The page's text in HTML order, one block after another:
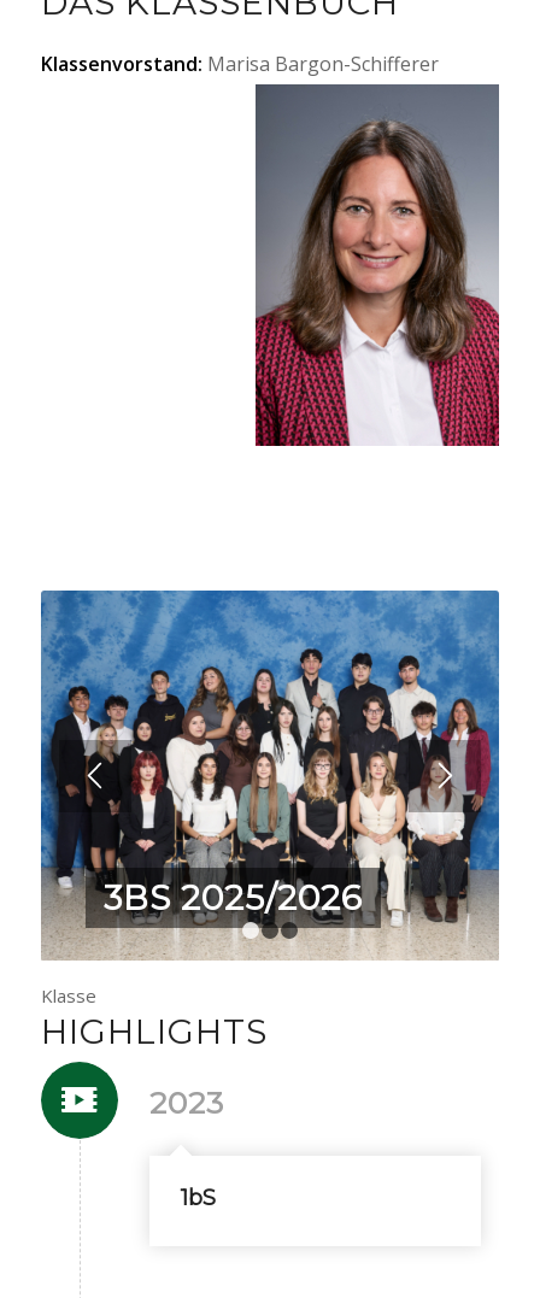
Klassenvorstand: Marisa Bargon-Schifferer
3BS 2025/2026
1 3
Klasse
HIGHLIGHTS
2023
1bS